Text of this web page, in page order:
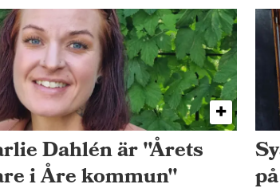
Dahlén är "Årets
i Åre kommun"